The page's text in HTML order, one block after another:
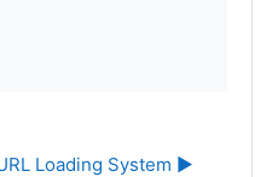
Loading System ▶︎